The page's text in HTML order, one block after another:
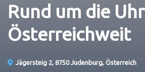
Rund um die Uhr
Österreichweit
Jägersteig 2, 8750 Judenburg, Österreich